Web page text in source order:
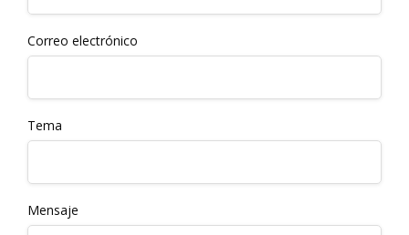
Correo electrónico
Tema
Mensaje